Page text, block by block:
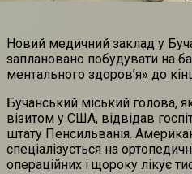
Новий медичний заклад у
заплановано побудувати на
ментального здоров’я» до
Бучанський міський голова,
візитом у США, відвідав
штату Пенсильванія.
спеціалізується на
операційних і щороку лікує